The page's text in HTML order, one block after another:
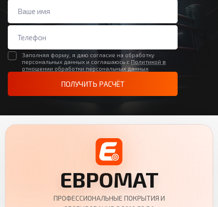
Заполняя форму, я даю согласие на обработку
персональных данных и соглашаюсь с Политикой в
отношении обработки персональных данных
ПОЛУЧИТЬ РАСЧЁТ
ЕВРОМАТ
ПРОФЕССИОНАЛЬНЫЕ ПОКРЫТИЯ И